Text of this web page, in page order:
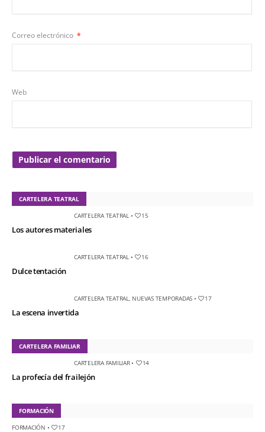
Correo electrónico *
Web
CARTELERA TEATRAL
CARTELERA TEATRAL • 15
Los autores materiales
CARTELERA TEATRAL • 16
Dulce tentación
CARTELERA TEATRAL NUEVAS TEMPORADAS • 17
La escena invertida
CARTELERA FAMILIAR
CARTELERA FAMILIAR• 14
La profecía del frailejón
FORMACIÓN
FORMACIÓN • 17